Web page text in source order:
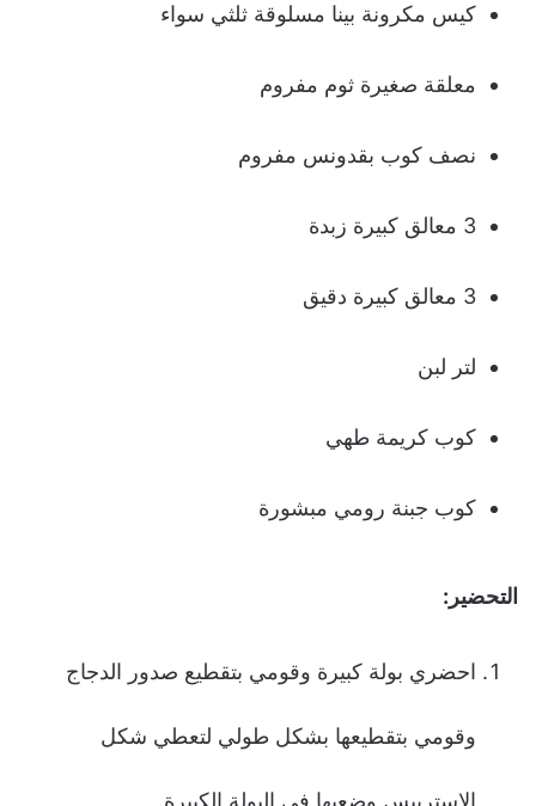
كيس مكرونة بينا مسلوقة ثلثي سواء
معلقة صغيرة ثوم مفروم
نصف كوب بقدونس مفروم
3 معالق كبيرة زبدة
3 معالق كبيرة دقيق
لتر لبن
كوب كريمة طهي
كوب جبنة رومي مبشورة
التحضير:
احضري بولة كبيرة وقومي بتقطيع صدور الدجاج
وقومي بتقطيعها بشكل طولي لتعطي شكل
الاستريبس وضعيها في البولة الكبيرة.